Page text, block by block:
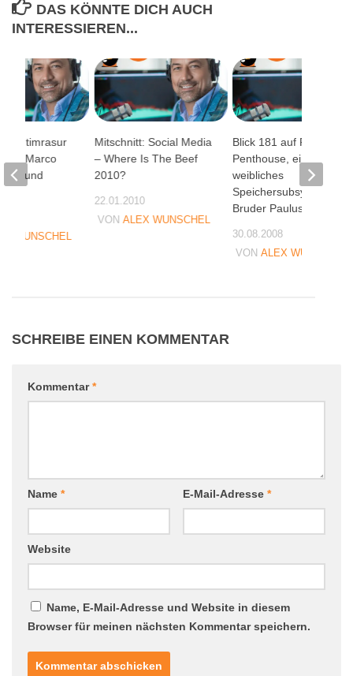
DAS KÖNNTE DICH AUCH
INTERESSIEREN...
Mitschnitt: Social Media
– Where Is The Beef
2010?
22.01.2010
VON ALEX WUNSCHEL
Blick 181 auf Playboy,
Penthouse, ein
weibliches
Speichersubsytem und
Bruder Paulus Terwitte
30.08.2008
VONALEX WUNSCHEL
Intimrasur
Marco
und
WUNSCHEL
SCHREIBE EINEN KOMMENTAR
Kommentar*
Name * E-Mail-Adresse *
Website
Name, E-Mail-Adresse und Website in diesem
Browser für meinen nächsten Kommentar speichern.